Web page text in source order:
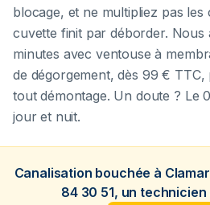
blocage, et ne multipliez pas les
cuvette finit par déborder. Nous
minutes avec ventouse à
de dégorgement, dès 99 €
tout démontage. Un doute ? Le
jour et nuit.
Canalisation bouchée à
84 30 51, un technicien